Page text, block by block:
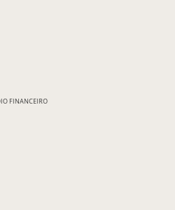
FINANCEIRO